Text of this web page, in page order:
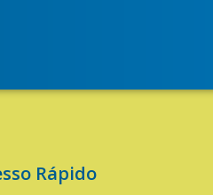
Rápido